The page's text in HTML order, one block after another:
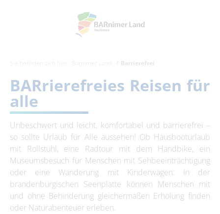
Barrierefrei
BARrierefreies Reisen für
alle
Unbeschwert und leicht, komfortabel und barrierefrei –
so sollte Urlaub für Alle aussehen! Ob Hausbooturlaub
mit Rollstuhl, eine Radtour mit dem Handbike, ein
Museumsbesuch für Menschen mit Sehbeeinträchtigung
oder eine Wanderung mit Kinderwagen: In der
brandenburgischen Seenplatte können Menschen mit
und ohne Behinderung gleichermaßen Erholung finden
oder Naturabenteuer erleben.